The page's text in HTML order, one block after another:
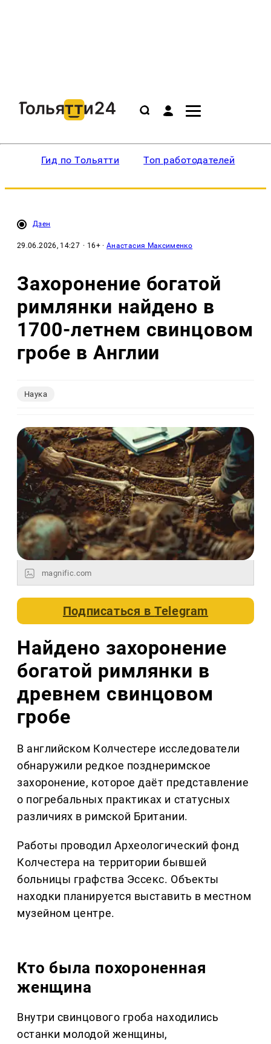
Гид по Тольятти Топ работодателей
Дзен
29.06.2026, 14:27 · 16+ ·Анастасия Максименко
Захоронение богатой
римлянки найдено в
1700-летнем свинцовом
гробе в Англии
Наука
magnific.com
Подписаться вTelegram
Найдено захоронение
богатой римлянки в
древнем свинцовом
гробе
В английском Колчестере исследователи
обнаружили редкое позднеримское
захоронение, которое даёт представление
о погребальных практиках и статусных
различиях в римской Британии.
Работы проводил Археологический фонд
Колчестера на территории бывшей
больницы графства Эссекс. Объекты
находки планируется выставить в местном
музейном центре.
Кто была похороненная
женщина
Внутри свинцового гроба находились
останки молодой женщины,